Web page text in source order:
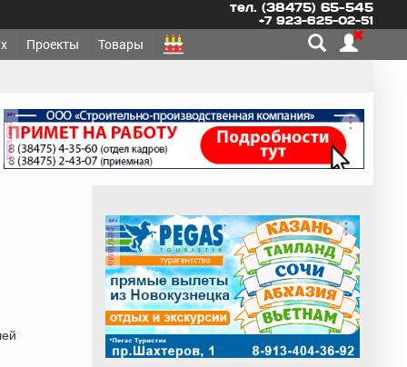
тел. (38475) 65-545
+7 923-625-02-51
Проекты Товары
реклама
реклама